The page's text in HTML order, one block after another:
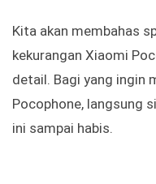
Kita akan membahas
kekurangan Xiaomi
detail. Bagi yang ingin
Pocophone, langsung
ini sampai habis.